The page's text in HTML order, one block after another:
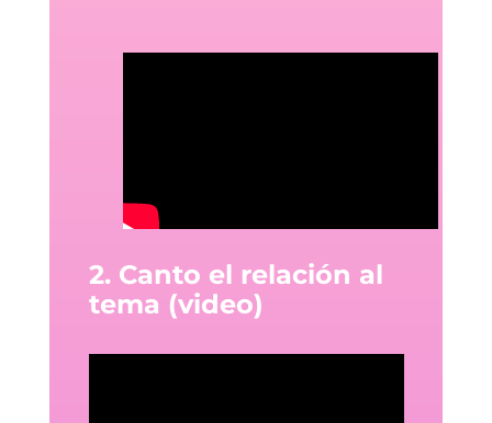
2. Canto el relación al
tema (video)